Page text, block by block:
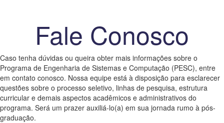
Fale Conosco
Caso tenha dúvidas ou queira obter mais informações sobre o
Programa de Engenharia de Sistemas e Computação (PESC), entre
em contato conosco. Nossa equipe está à disposição para esclarecer
questões sobre o processo seletivo, linhas de pesquisa, estrutura
curricular e demais aspectos acadêmicos e administrativos do
programa. Será um prazer auxiliá-lo(a) em sua jornada rumo à pós-
graduação.